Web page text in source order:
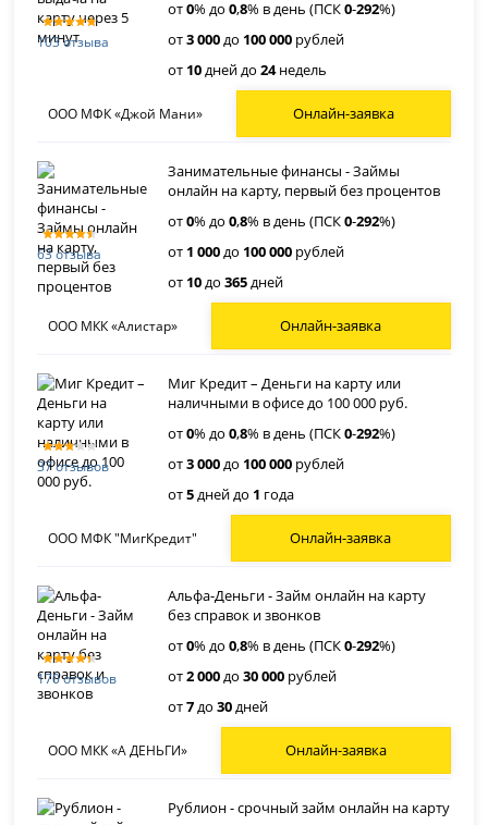
103 отзыва
от0% до0,8% в день (ПСК0-292%)
от3 000до 100 000 рублей
от 10дней до24недель
ООО МФК «Джой Мани» Онлайн-заявка
63 отзыва
Занимательные финансы - Займы
онлайн на карту, первый без процентов
от0% до0,8% в день (ПСК0-292%)
от 1 000до 100 000 рублей
от 10до365дней
ООО МКК «Алистар» Онлайн-заявка
37 отзывов
Миг Кредит – Деньги на карту или
наличными в офисе до 100 000 руб.
от0% до0,8% в день (ПСК0-292%)
от3 000до 100 000 рублей
от5дней до 1 года
ООО МФК "МигКредит" Онлайн-заявка
170 отзывов
Альфа-Деньги - Займ онлайн на карту
без справок и звонков
от0% до0,8% в день (ПСК0-292%)
от2 000до30 000 рублей
от7до30дней
ООО МКК «А ДЕНЬГИ» Онлайн-заявка
Рублион - срочный займ онлайн на карту